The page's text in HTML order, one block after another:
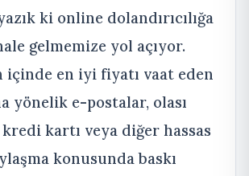
ki online dolandırıcılığa
gelmemize yol açıyor.
içinde en iyi fiyatı vaat eden
yönelik e-postalar, olası
kartı veya diğer hassas
konusunda baskı